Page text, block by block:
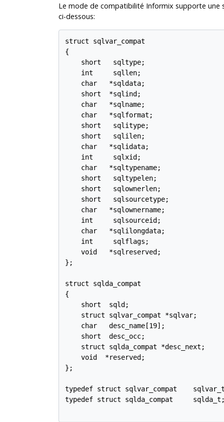
Le mode de compatibilité Informix supporte
ci-dessous:
struct sqlvar_compat
{
    short   sqltype;
    int     sqllen;
    char   *sqldata;
    short  *sqlind;
    char   *sqlname;
    char   *sqlformat;
    short   sqlitype;
    short   sqlilen;
    char   *sqlidata;
    int     sqlxid;
    char   *sqltypename;
    short   sqltypelen;
    short   sqlownerlen;
    short   sqlsourcetype;
    char   *sqlownername;
    int     sqlsourceid;
    char   *sqlilongdata;
    int     sqlflags;
    void   *sqlreserved;
};
struct sqlda_compat
{
    short  sqld;
    struct sqlvar_compat *sqlvar;
    char   desc_name[19];
    short  desc_occ;
    struct sqlda_compat *desc_next;
    void  *reserved;
};
typedef struct sqlvar_compat
typedef struct sqlda_compat